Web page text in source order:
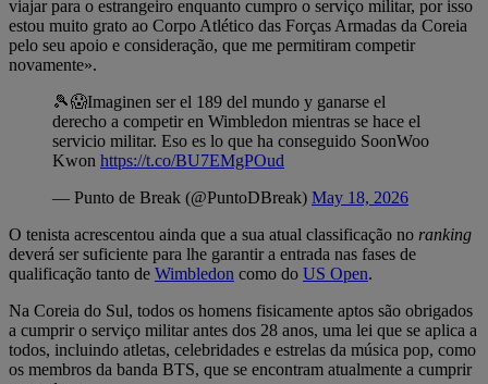
viajar para o estrangeiro enquanto cumpro o serviço militar, por isso
estou muito grato ao Corpo Atlético das Forças Armadas da Coreia
pelo seu apoio e consideração, que me permitiram competir
novamente».
🎾😱Imaginen ser el 189 del mundo y ganarse el
derecho a competir en Wimbledon mientras se hace el
servicio militar. Eso es lo que ha conseguido SoonWoo
Kwon https://t.co/BU7EMgPOud
— Punto de Break (@PuntoDBreak) May 18, 2026
O tenista acrescentou ainda que a sua atual classificação no ranking
deverá ser suficiente para lhe garantir a entrada nas fases de
qualificação tanto de Wimbledon como do US Open.
Na Coreia do Sul, todos os homens fisicamente aptos são obrigados
a cumprir o serviço militar antes dos 28 anos, uma lei que se aplica a
todos, incluindo atletas, celebridades e estrelas da música pop, como
os membros da banda BTS, que se encontram atualmente a cumprir